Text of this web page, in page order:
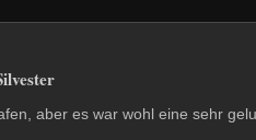
aber es war wohl eine sehr